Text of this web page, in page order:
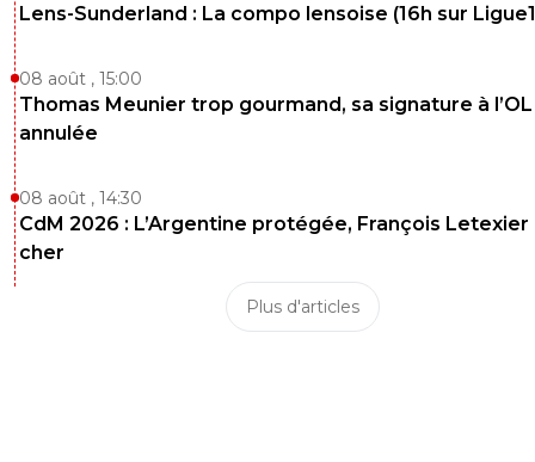
Lens-Sunderland : La compo lensoise (16h sur
08 août , 15:00
Thomas Meunier trop gourmand, sa signature à l’OL
annulée
08 août , 14:30
CdM 2026 : L’Argentine protégée, François Letexier
cher
Plus d'articles